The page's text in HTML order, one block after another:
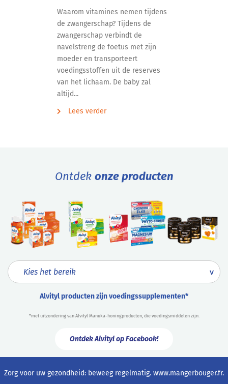
Waarom vitamines nemen tijdens
de zwangerschap? Tijdens de
zwangerschap verbindt de
navelstreng de foetus met zijn
moeder en transporteert
voedingsstoffen uit de reserves
van het lichaam. De baby zal
altijd...
Lees verder
Ontdek onze producten
Alvityl producten zijn voedingssupplementen*
*met uitzondering van Alvityl Manuka-honingproducten, die voedingsmiddelen zijn.
Ontdek Alvityl op Facebook!
Zorg voor uw gezondheid: beweeg regelmatig. www.mangerbouger.fr.